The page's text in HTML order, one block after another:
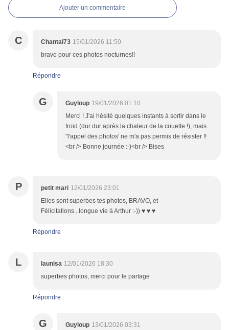
Ajouter un commentaire
C Chantal73 15/01/2026 11:50
bravo pour ces photos nocturnes!!
Répondre
G Guyloup 19/01/2026 01:10
Merci ! J'ai hésité quelques instants à sortir dans le
froid (dur dur après la chaleur de la couette !), mais
"l'appel des photos' ne m'a pas permis de résister !!
<br /> Bonne journée :-)<br /> Bises
P petit mari 12/01/2026 23:01
Elles sont superbes tes photos, BRAVO, et
Félicitations...longue vie à Arthur :-)) ♥ ♥ ♥
Répondre
L launisa 12/01/2026 18:30
superbes photos, merci pour le partage
Répondre
G Guyloup 13/01/2026 03:31